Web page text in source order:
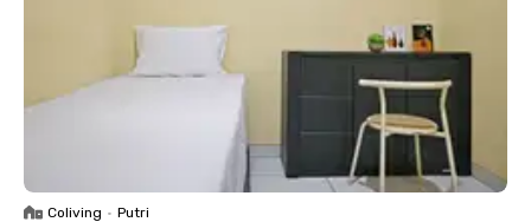
Coliving • Putri